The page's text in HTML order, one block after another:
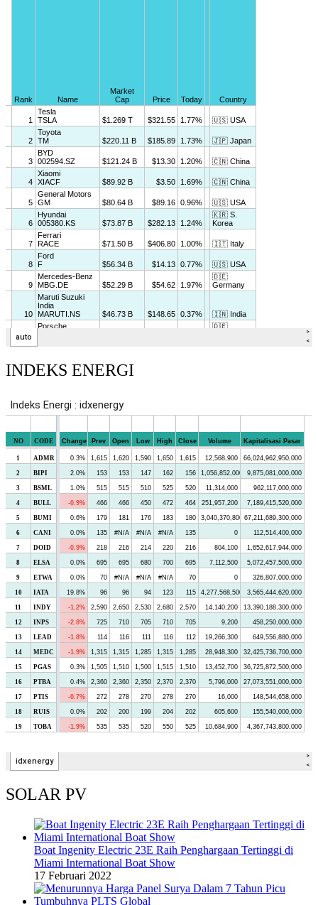
INDEKS ENERGI
SOLAR PV
Boat Ingenity Electric 23E Raih Penghargaan Tertinggi di
Miami International Boat Show
17 Februari 2022